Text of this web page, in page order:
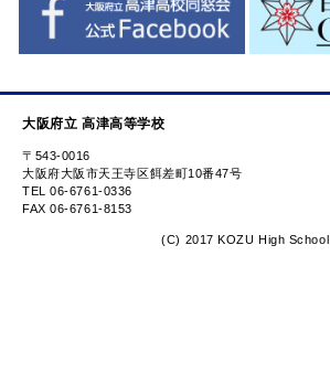
大阪府立 高津高等学校
〒543-0016
大阪府大阪市天王寺区餌差町10番47号
TEL 06-6761-0336
FAX 06-6761-8153
(C) 2017 KOZU High School.